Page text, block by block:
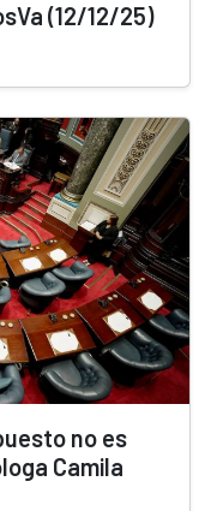
(12/12/25)
no es
Camila